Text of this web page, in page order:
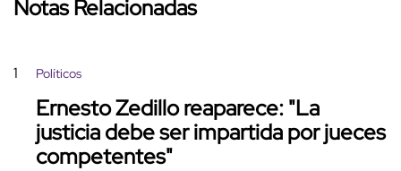
Notas Relacionadas
1 Políticos
Ernesto Zedillo reaparece: "La
justicia debe ser impartida por jueces
competentes"